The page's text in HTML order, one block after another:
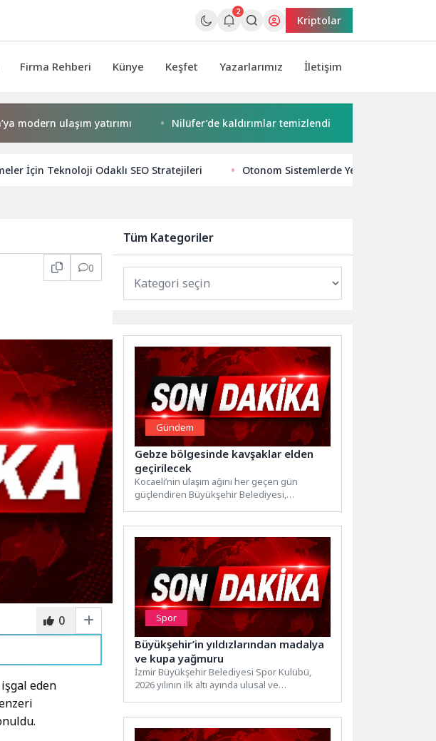
2
Kriptolar
Firma Rehberi Künye Keşfet Yazarlarımız İletişim
ulaşım yatırımı Nilüfer’de kaldırımlar temizlendi
İçin Teknoloji Odaklı SEO Stratejileri Otonom Sistemlerde Yeni Çağ: Hava
0
0
eden
Tüm Kategoriler
Gündem
Gebze bölgesinde kavşaklar elden
geçirilecek
Kocaeli’nin ulaşım ağını her geçen gün
güçlendiren Büyükşehir Belediyesi,
Spor
Büyükşehir’in yıldızlarından madalya
ve kupa yağmuru
İzmir Büyükşehir Belediyesi Spor Kulübü,
2026 yılının ilk altı ayında ulusal ve